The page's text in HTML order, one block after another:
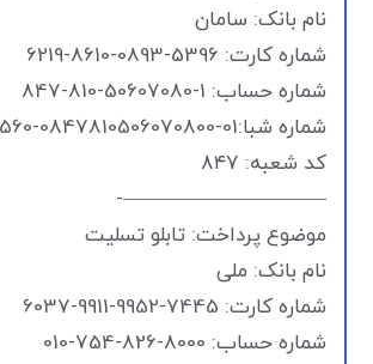
نام بانک: سامان
شماره کارت: 5396-0893-8610-6219
شماره حساب: 1-50607080-810-847
شماره شبا:IR 35-0560-0847810506070800-01
کد شعبه: ۸۴۷
——————————-
موضوع پرداخت: تابلو تسلیت
نام بانک: ملی
شماره کارت: 7445-9952-9911-6037
شماره حساب: 8000-826-754-010